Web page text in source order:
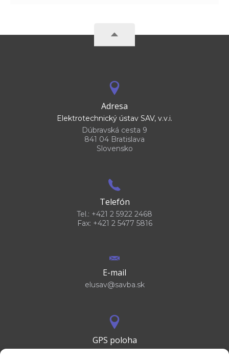
Adresa
Elektrotechnický ústav SAV, v.v.i.
Dúbravská cesta 9
841 04 Bratislava
Slovensko
Telefón
Tel.: +421 2 5922 2468
Fax: +421 2 5477 5816
E-mail
elusav@savba.sk
GPS poloha